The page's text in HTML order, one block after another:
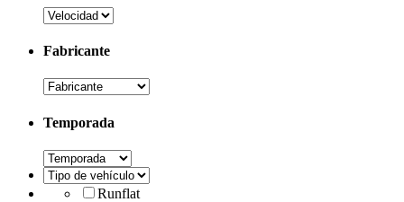
Fabricante
Temporada
Runflat